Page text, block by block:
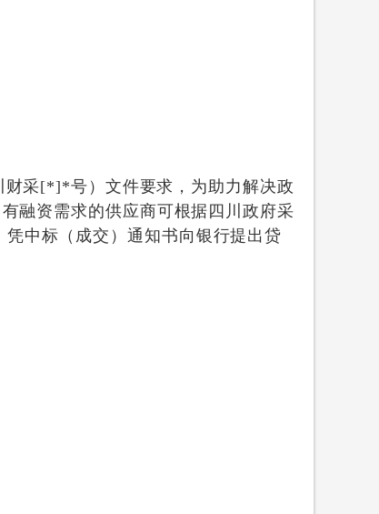
财采[*]*号）文件要求，为助力解决政
融资需求的供应商可根据四川政府采
中标（成交）通知书向银行提出贷